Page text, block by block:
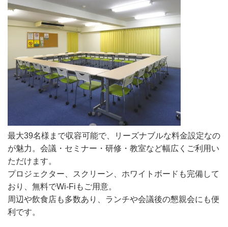
最大39名様まで収容可能で、リーズナブルな料金設定なの
が魅力。会議・セミナー・研修・教室など幅広くご利用い
ただけます。
プロジェクター、スクリーン、ホワイトボードも完備して
おり、無料でWi-Fiもご用意。
周辺や飲食店も多数あり、ランチや会議後の懇親会にも便
利です。